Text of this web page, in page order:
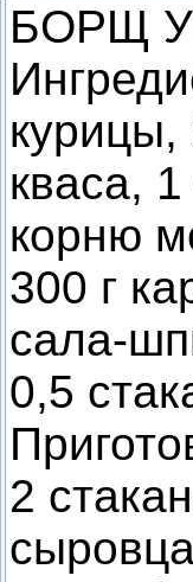
БОРЩ
курицы,
кваса,
корню
300 г
сала-
0,5
2